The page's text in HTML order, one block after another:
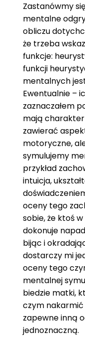
Zastanówmy
mentalne
obliczu
że trzeba
funkcje:
funkcji
mentalnych
Ewentualnie –
zaznaczałem
mają
zawierać
motoryczne,
symulujemy
przykład
intuicja,
oceny tego
sobie, że ktoś w
dokonuje
bijąc i
dostarczy mi
oceny tego
mentalnej
biedzie matki,
czym nakarmić
zapewne inną
jednoznaczną.